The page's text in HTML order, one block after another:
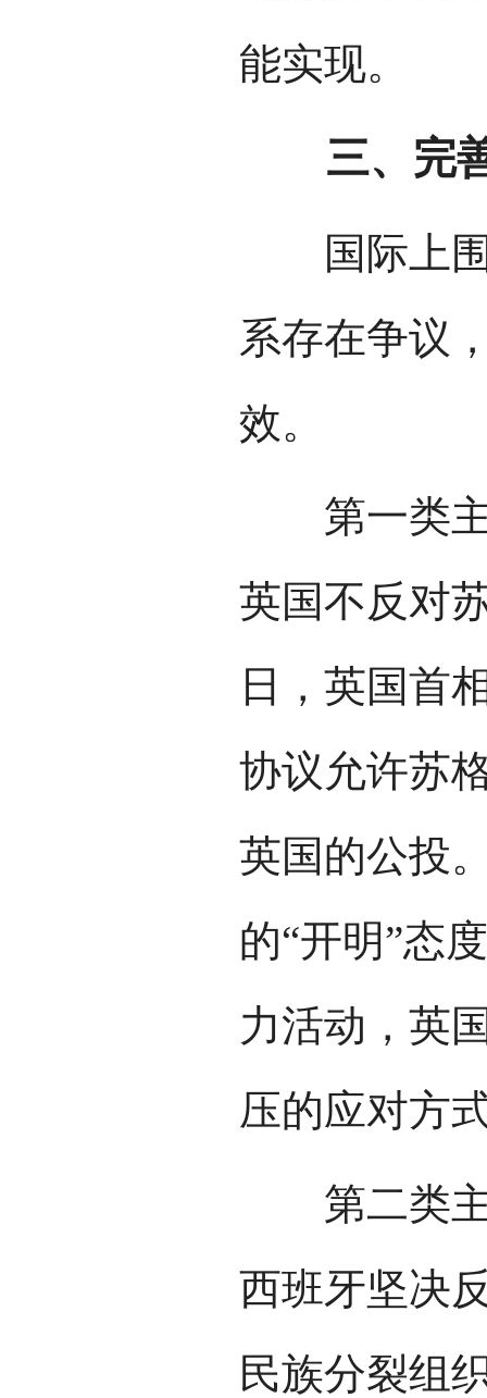
能实现。
三、完善
国际上围
系存在争议
效。
第一类主
英国不反对
日，英国首
协议允许苏
英国的公投
的“开明”态
力活动，英
压的应对方
第二类主
西班牙坚决
民族分裂组